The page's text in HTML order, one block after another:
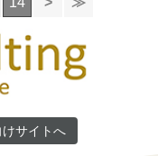
けサイトへ